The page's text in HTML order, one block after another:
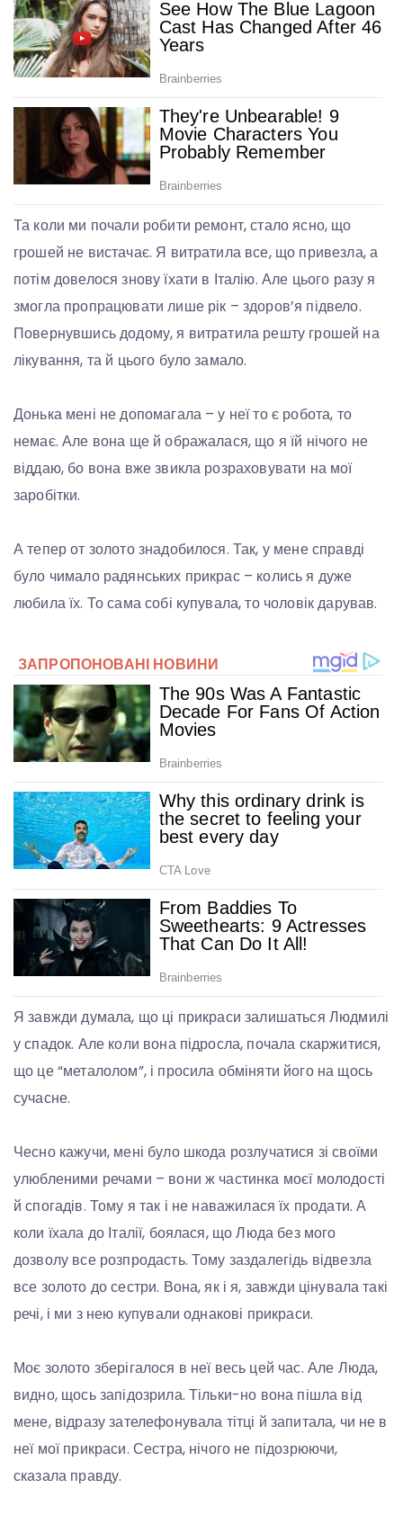
Та коли ми почали робити ремонт, стало ясно, що
грошей не вистачає. Я витратила все, що привезла, а
потім довелося знову їхати в Італію. Але цього разу я
змогла пропрацювати лише рік – здоров’я підвело.
Повернувшись додому, я витратила решту грошей на
лікування, та й цього було замало.
Донька мені не допомагала – у неї то є робота, то
немає. Але вона ще й ображалася, що я їй нічого не
віддаю, бо вона вже звикла розраховувати на мої
заробітки.
А тепер от золото знадобилося. Так, у мене справді
було чимало радянських прикрас – колись я дуже
любила їх. То сама собі купувала, то чоловік дарував.
Я завжди думала, що ці прикраси залишаться Людмилі
у спадок. Але коли вона підросла, почала скаржитися,
що це “металолом”, і просила обміняти його на щось
сучасне.
Чесно кажучи, мені було шкода розлучатися зі своїми
улюбленими речами – вони ж частинка моєї молодості
й спогадів. Тому я так і не наважилася їх продати. А
коли їхала до Італії, боялася, що Люда без мого
дозволу все розпродасть. Тому заздалегідь відвезла
все золото до сестри. Вона, як і я, завжди цінувала такі
речі, і ми з нею купували однакові прикраси.
Моє золото зберігалося в неї весь цей час. Але Люда,
видно, щось запідозрила. Тільки-но вона пішла від
мене, відразу зателефонувала тітці й запитала, чи не в
неї мої прикраси. Сестра, нічого не підозрюючи,
сказала правду.